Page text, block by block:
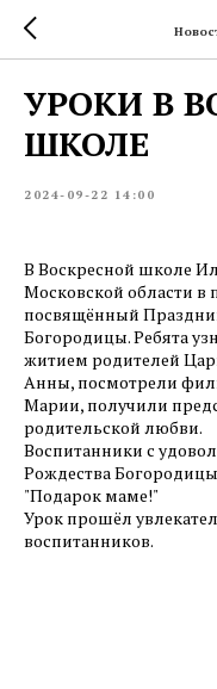
УРОКИ В
ШКОЛЕ
2024-09-22 14:00
В Воскресной школе
Московской области в
посвящённый
Богородицы. Ребята
житием родителей
Анны, посмотрели
Марии, получили
родительской любви.
Воспитанники с
Рождества
"Подарок маме!"
Урок прошёл
воспитанников.